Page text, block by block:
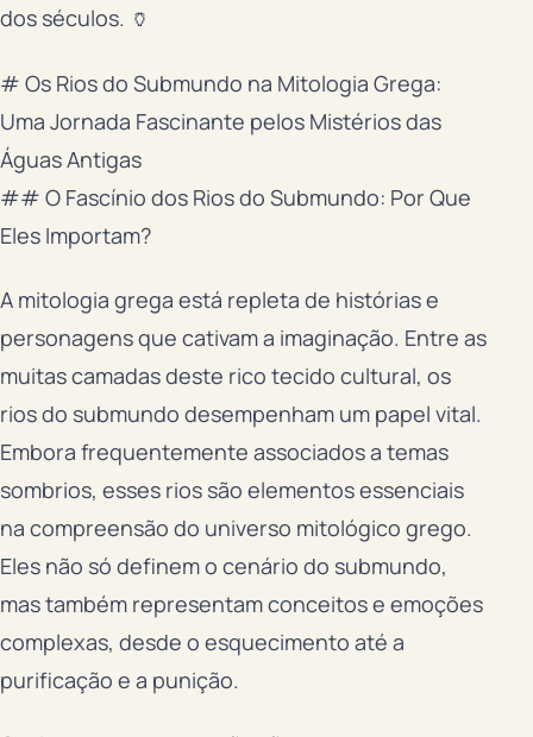
dos séculos. 🏺
# Os Rios do Submundo na Mitologia Grega:
Uma Jornada Fascinante pelos Mistérios das
Águas Antigas
## O Fascínio dos Rios do Submundo: Por Que
Eles Importam?
A mitologia grega está repleta de histórias e
personagens que cativam a imaginação. Entre as
muitas camadas deste rico tecido cultural, os
rios do submundo desempenham um papel vital.
Embora frequentemente associados a temas
sombrios, esses rios são elementos essenciais
na compreensão do universo mitológico grego.
Eles não só definem o cenário do submundo,
mas também representam conceitos e emoções
complexas, desde o esquecimento até a
purificação e a punição.